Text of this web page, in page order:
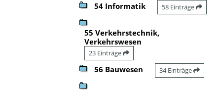
54 Informatik 58 Einträge
55 Verkehrstechnik,
Verkehrswesen
23 Einträge
56 Bauwesen 34 Einträge